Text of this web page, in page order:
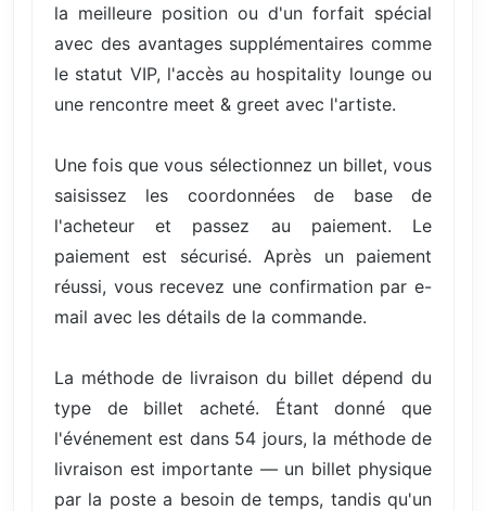
la meilleure position ou d'un forfait spécial
avec des avantages supplémentaires comme
le statut VIP, l'accès au hospitality lounge ou
une rencontre meet & greet avec l'artiste.
Une fois que vous sélectionnez un billet, vous
saisissez les coordonnées de base de
l'acheteur et passez au paiement. Le
paiement est sécurisé. Après un paiement
réussi, vous recevez une confirmation par e-
mail avec les détails de la commande.
La méthode de livraison du billet dépend du
type de billet acheté. Étant donné que
l'événement est dans 54 jours, la méthode de
livraison est importante — un billet physique
par la poste a besoin de temps, tandis qu'un